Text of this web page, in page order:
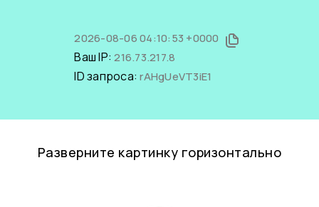
2026-08-06 04:10:53 +0000
Ваш IP:216.73.217.8
ID запроса:rAHgUeVT3iE1
Разверните картинку горизонтально